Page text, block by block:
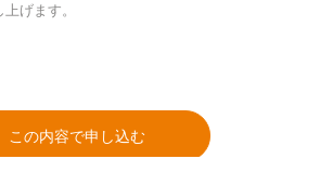
げます。